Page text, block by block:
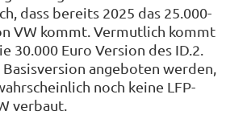
dass bereits 2025 das 25.000-
VW kommt. Vermutlich kommt
30.000 Euro Version des ID.2.
angeboten werden,
noch keine LFP-
verbaut.